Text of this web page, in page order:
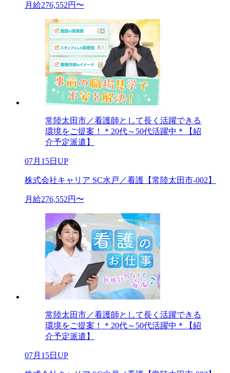
月給276,552円〜
常陸太田市／看護師として長く活躍できる
環境をご提案！＊20代～50代活躍中＊【紹
介予定派遣】
07月15日UP
株式会社キャリア SC水戸／看護【常陸太田市-002】
月給276,552円〜
常陸太田市／看護師として長く活躍できる
環境をご提案！＊20代～50代活躍中＊【紹
介予定派遣】
07月15日UP